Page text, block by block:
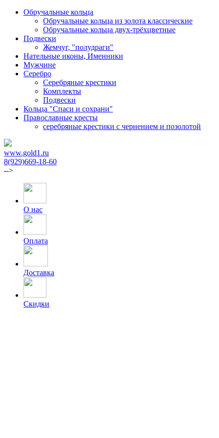
Обручальные кольца
Обручальные кольца из золота классические
Обручальные кольца двух-трёхцветные
Подвески
Жемчуг, "полудраги"
Нательные иконы, Именники
Мужчине
Серебро
Серебряные крестики
Комплекты
Подвески
Кольца "Спаси и сохрани"
Православные кресты
cеребряные крестики с чернением и позолотой
www.gold1.ru
8(929)669-18-60
-->
О нас
Оплата
Доставка
Скидки